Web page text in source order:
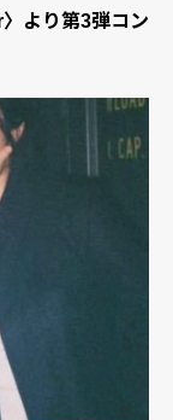
より第3弾コン